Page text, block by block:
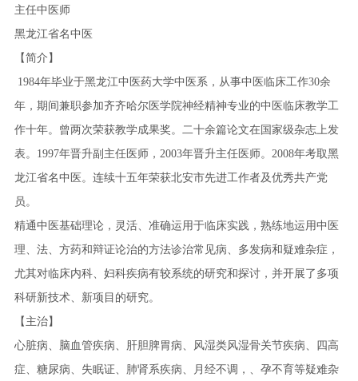
主任中医师
黑龙江省名中医
【简介】
1984年毕业于黑龙江中医药大学中医系，从事中医临床工作30余
年，期间兼职参加齐齐哈尔医学院神经精神专业的中医临床教学工
作十年。曾两次荣获教学成果奖。二十余篇论文在国家级杂志上发
表。1997年晋升副主任医师，2003年晋升主任医师。2008年考取黑
龙江省名中医。连续十五年荣获北安市先进工作者及优秀共产党
员。
精通中医基础理论，灵活、准确运用于临床实践，熟练地运用中医
理、法、方药和辩证论治的方法诊治常见病、多发病和疑难杂症，
尤其对临床内科、妇科疾病有较系统的研究和探讨，并开展了多项
科研新技术、新项目的研究。
【主治】
心脏病、脑血管疾病、肝胆脾胃病、风湿类风湿骨关节疾病、四高
症、糖尿病、失眠证、肺肾系疾病、月经不调，、孕不育等疑难杂